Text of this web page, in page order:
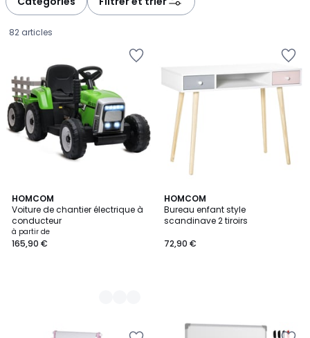
82 articles
HOMCOM
Voiture de chantier électrique à
conducteur
Prix
à
à partir de
165,90 €
3
Couleurs
HOMCOM
Bureau enfant style
scandinave 2 tiroirs
72,90 €